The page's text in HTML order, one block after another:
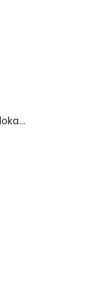
Flip Kotelot Realme Note 60x Blokada Rfid Betopnice Etui Ochronne